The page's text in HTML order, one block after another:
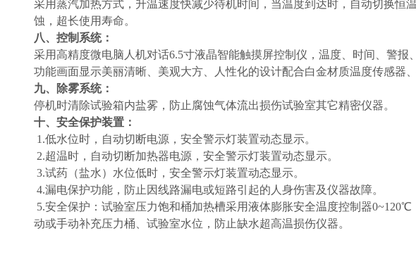
采用蒸汽加热方式，升温速度快减少待机时间，当温度到达时，自动切换恒
蚀，超长使用寿命。
八、控制系统：
采用高精度微电脑人机对话6.5寸液晶智能触摸屏控制仪，温度、时间、警
功能画面显示美丽清晰、美观大方、人性化的设计配合白金材质温度传感器
九、除雾系统：
停机时清除试验箱内盐雾，防止腐蚀气体流出损伤试验室其它精密仪器。
十、安全保护装置：
1.低水位时，自动切断电源，安全警示灯装置动态显示。
2.超温时，自动切断加热器电源，安全警示灯装置动态显示。
3.试药（盐水）水位低时，安全警示灯装置动态显示。
4.漏电保护功能，防止因线路漏电或短路引起的人身伤害及仪器故障。
5.安全保护：试验室压力饱和桶加热槽采用液体膨胀安全温度控制器
动或手动补充压力桶、试验室水位，防止缺水超高温损伤仪器。